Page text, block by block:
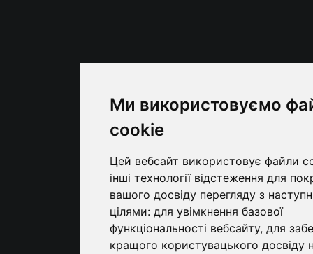
Ми використовуємо
cookie
Цей вебсайт використовує файли
інші технології відстеження для
вашого досвіду перегляду з
цілями: для увімкнення базової
функціональності вебсайту, для
кращого користувацького досвіду